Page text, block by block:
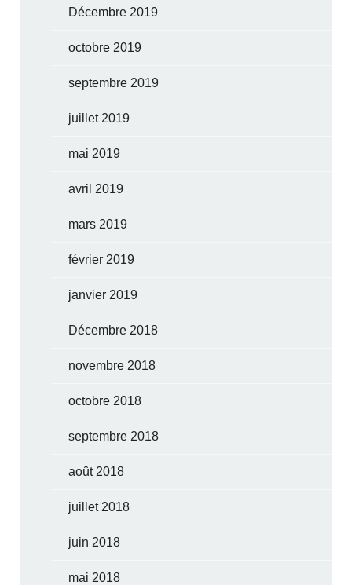
Décembre 2019
octobre 2019
septembre 2019
juillet 2019
mai 2019
avril 2019
mars 2019
février 2019
janvier 2019
Décembre 2018
novembre 2018
octobre 2018
septembre 2018
août 2018
juillet 2018
juin 2018
mai 2018